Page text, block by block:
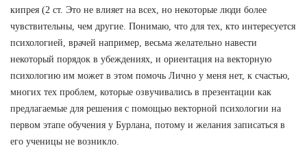
кипрея (2 ст. Это не влияет на всех, но некоторые люди более
чувствительны, чем другие. Понимаю, что для тех, кто интересуется
психологией, врачей например, весьма желательно навести
некоторый порядок в убеждениях, и ориентация на векторную
психологию им может в этом помочь Лично у меня нет, к счастью,
многих тех проблем, которые озвучивались в презентации как
предлагаемые для решения с помощью векторной психологии на
первом этапе обучения у Бурлана, потому и желания записаться в
его ученицы не возникло.